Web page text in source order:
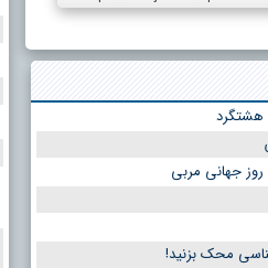
هشتگرد
جهانی مربی
محک بزنید!